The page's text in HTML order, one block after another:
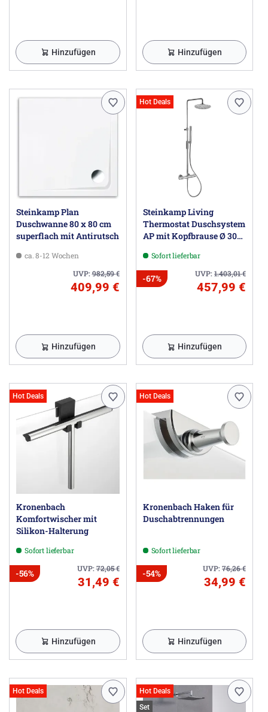
Hinzufügen Hinzufügen
Steinkamp Plan
Duschwanne 80 x 80 cm
superflach mit Antirutsch
ca. 8-12 Wochen
UVP:982,59€
409,99 €
Hinzufügen
Hot Deals
Steinkamp Living
Thermostat Duschsystem
AP mit Kopfbrause Ø 30
Höhenverstellbar
Sofort lieferbar
UVP:1.403,01€
-67%
457,99 €
Hinzufügen
Hot Deals
Kronenbach
Komfortwischer mit
Silikon-Halterung
Sofort lieferbar
UVP:72,05€
-56%
31,49 €
Hinzufügen
Hot Deals
Kronenbach Haken für
Duschabtrennungen
Sofort lieferbar
UVP:76,26€
-54%
34,99 €
Hinzufügen
Hot Deals
Hot Deals
Set